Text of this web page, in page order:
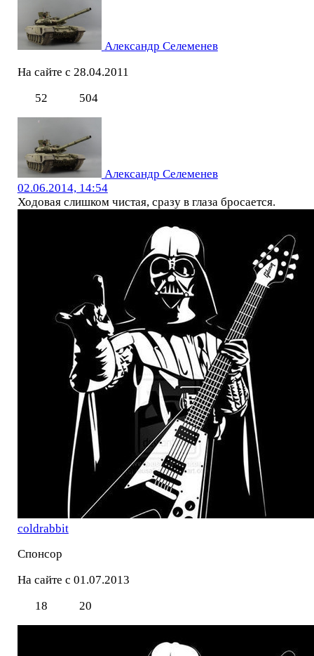
Александр Селеменев
На сайте с 28.04.2011
52
504
Александр Селеменев
02.06.2014, 14:54
Ходовая слишком чистая, сразу в глаза бросается.
coldrabbit
Спонсор
На сайте с 01.07.2013
18
20